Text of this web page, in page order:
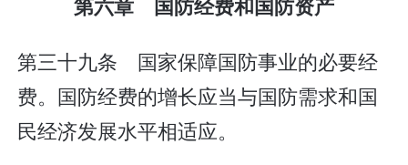
第六章 国防经费和国防资产
第三十九条 国家保障国防事业的必要经
费。国防经费的增长应当与国防需求和国
民经济发展水平相适应。